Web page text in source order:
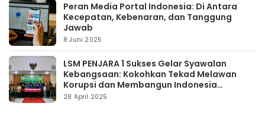
Peran Media Portal Indonesia: Di Antara
Kecepatan, Kebenaran, dan Tanggung
Jawab
8 Juni 2025
LSM PENJARA 1 Sukses Gelar Syawalan
Kebangsaan: Kokohkan Tekad Melawan
Korupsi dan Membangun Indonesia
Berintegritas
28 April 2025